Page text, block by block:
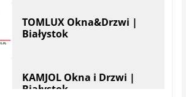
KAMJOL Okna i Drzwi |
Białystok
HERA Drzwi&Okna |
Białystok